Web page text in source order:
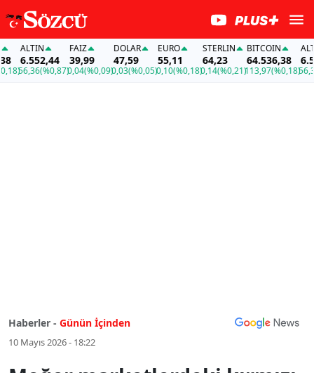
ALTIN
6.552,44
56,36(%0,87)
FAİZ
39,99
0,04(%0,09)
DOLAR
47,59
0,03(%0,05)
EURO
55,11
0,10(%0,18)
STERLIN
64,23
0,14(%0,21)
BITCOIN
64.536,38
113,97(%0,18)
ALTIN
56,36
Haberler - Günün İçinden
10 Mayıs 2026 - 18:22